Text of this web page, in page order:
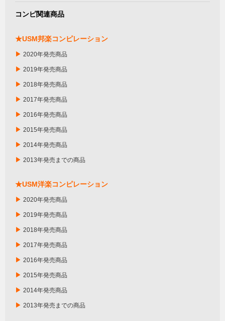
コンピ関連商品
★USM邦楽コンピレーション
▶ 2020年発売商品
▶ 2019年発売商品
▶ 2018年発売商品
▶ 2017年発売商品
▶ 2016年発売商品
▶ 2015年発売商品
▶ 2014年発売商品
▶ 2013年発売までの商品
★USM洋楽コンピレーション
▶ 2020年発売商品
▶ 2019年発売商品
▶ 2018年発売商品
▶ 2017年発売商品
▶ 2016年発売商品
▶ 2015年発売商品
▶ 2014年発売商品
▶ 2013年発売までの商品